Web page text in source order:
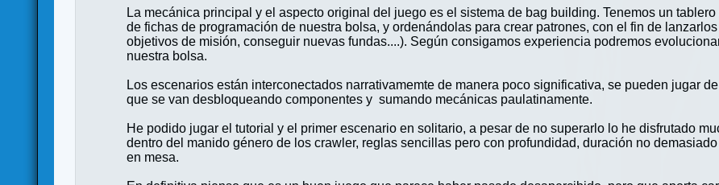
La mecánica principal y el aspecto original del juego es el sistema de bag building. Tenemos un
de fichas de programación de nuestra bolsa, y ordenándolas para crear patrones, con el fin de
objetivos de misión, conseguir nuevas fundas....). Según consigamos experiencia podremos
nuestra bolsa.
Los escenarios están interconectados narrativamemte de manera poco significativa, se pueden jugar
que se van desbloqueando componentes y sumando mecánicas paulatinamente.
He podido jugar el tutorial y el primer escenario en solitario, a pesar de no superarlo lo he disfrutado
dentro del manido género de los crawler, reglas sencillas pero con profundidad, duración no
en mesa.